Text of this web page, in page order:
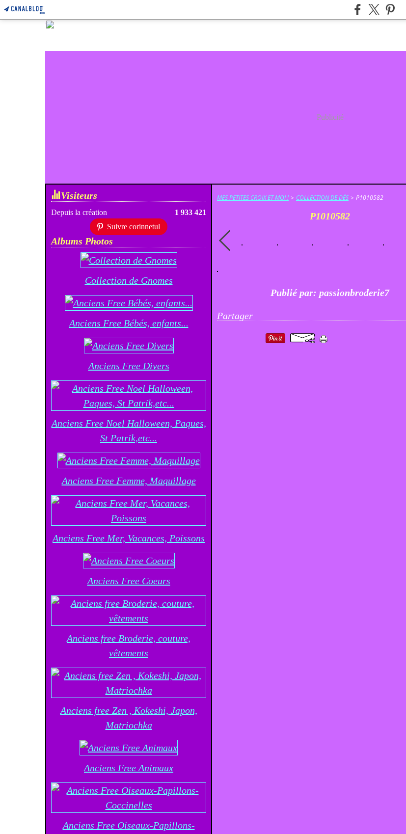
Publicité
Visiteurs
Depuis la création
1 933 421
Suivre corinnetul
Albums Photos
Collection de Gnomes
Anciens Free Bébés, enfants...
Anciens Free Divers
Anciens Free Noel Halloween, Paques,
St Patrik,etc...
Anciens Free Femme, Maquillage
Anciens Free Mer, Vacances, Poissons
Anciens Free Coeurs
Anciens free Broderie, couture,
vêtements
Anciens free Zen , Kokeshi, Japon,
Matriochka
Anciens Free Animaux
Anciens Free Oiseaux-Papillons-
MES PETITES CROIX ET MOI ! > COLLECTION DE DÉS > P1010582
P1010582
Publié par: passionbroderie7
Partager